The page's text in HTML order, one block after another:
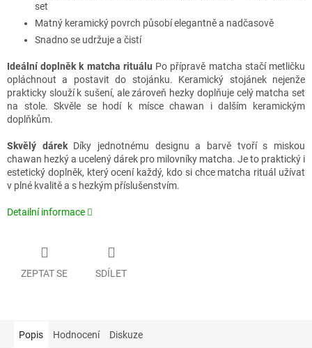
set
Matný keramický povrch působí elegantně a nadčasově
Snadno se udržuje a čistí
Ideální doplněk k matcha rituálu Po přípravě matcha stačí metličku
opláchnout a postavit do stojánku. Keramický stojánek nejenže
prakticky slouží k sušení, ale zároveň hezky doplňuje celý matcha set
na stole. Skvěle se hodí k mísce chawan i dalším keramickým
doplňkům.
Skvělý dárekDíky jednotnému designu a barvě tvoří s miskou
chawan hezký a ucelený dárek pro milovníky matcha. Je to praktický i
estetický doplněk, který ocení každý, kdo si chce matcha rituál užívat
v plné kvalitě a s hezkým příslušenstvím.
Detailní informace
ZEPTAT SE SDÍLET
Popis Hodnocení Diskuze